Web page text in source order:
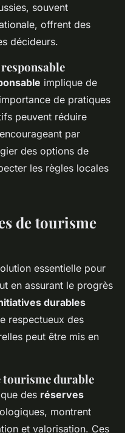
souvent
offrent des
décideurs.
implique de
de pratiques
peuvent réduire
par
des options de
les règles locales
de tourisme
essentielle pour
en assurant le progrès
durables
respectueux des
peut être mis en
tourisme durable
des réserves
montrent
et valorisation. Ces